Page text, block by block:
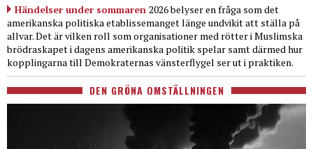
Händelser under sommaren 2026 belyser en fråga som det
amerikanska politiska etablissemanget länge undvikit att ställa på
allvar. Det är vilken roll som organisationer med rötter i Muslimska
brödraskapet i dagens amerikanska politik spelar samt därmed hur
kopplingarna till Demokraternas vänsterflygel ser ut i praktiken.
DEN GRÖNA OMSTÄLLNINGEN